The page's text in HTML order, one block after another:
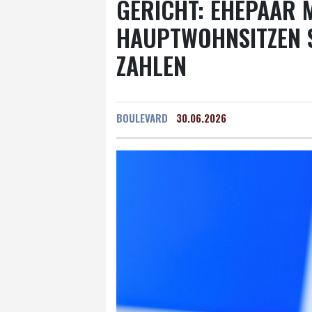
GERICHT: EHEPAAR
ZAHLEN
BOULEVARD 30.06.2026